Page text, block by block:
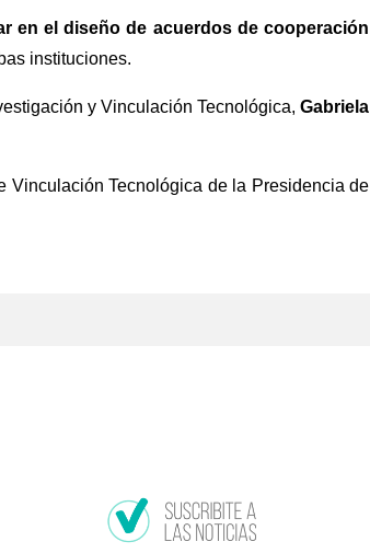
en el diseño de acuerdos de cooperación
instituciones.
y Vinculación Tecnológica, Gabriela
Vinculación Tecnológica de la Presidencia de